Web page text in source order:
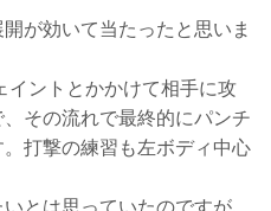
が効いて当たったと思いま
イントとかかけて相手に攻
その流れで最終的にパンチ
打撃の練習も左ボディ中心